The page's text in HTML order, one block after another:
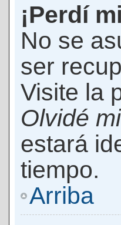
¡Perdí
No se
ser
Visite la
Olvidé
estará
tiempo.
Arriba